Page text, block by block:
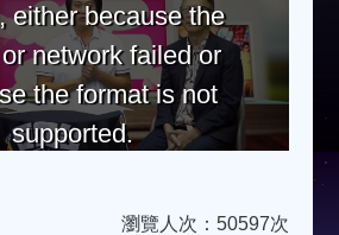
either because the
network failed or
the format is not
supported.
瀏覽人次：50597次